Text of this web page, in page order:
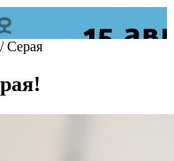
/ Серая